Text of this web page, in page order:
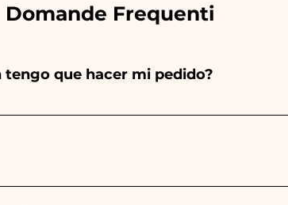
Domande Frequenti
que hacer mi pedido?
mano, ¡por lo que su creación lleva
¡contáctanos para solicitar información
días antes del evento.